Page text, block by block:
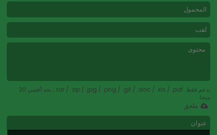
يدعم فقط .rar / .zip / .jpg / .png / .gif / .doc / .xls / .pdf ، بحد أقصى 20
ميجا
ملحق